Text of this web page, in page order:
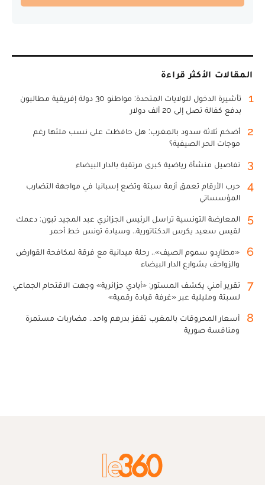
المقالات الأكثر قراءة
1
تأشيرة الدخول للولايات المتحدة: مواطنو 30 دولة إفريقية مطالبون
بدفع كفالة تصل إلى 20 ألف دولار
2
أضخم ثلاثة سدود بالمغرب: هل حافظت على نسب ملئها رغم
موجات الحر الصيفية؟
3 تفاصيل منشأة رياضية كبرى مرتقبة بالدار البيضاء
4
حرب الأرقام تعمق أزمة سبتة وتضع إسبانيا في مواجهة التضارب
المؤسساتي
5
المعارضة التونسية تراسل الرئيس الجزائري عبد المجيد تبون: دعمك
لقيس سعيد يكرس الدكتاتورية.. وسيادة تونس خط أحمر
6
«مطارِدو سموم الصيف».. رحلة ميدانية مع فرقة لمكافحة القوارض
والزواحف بشوارع الدار البيضاء
7
تقرير أمني يكشف المستور: «أيادي جزائرية» وجهت الاقتحام الجماعي
لسبتة ومليلية عبر «غرفة قيادة رقمية»
8
أسعار المحروقات بالمغرب تقفز بدرهم واحد.. مضاربات مستمرة
ومنافسة صورية